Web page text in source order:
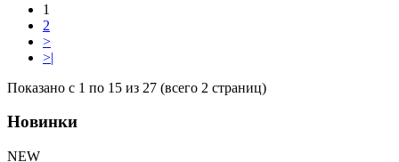
1
2
>
>|
Показано с 1 по 15 из 27 (всего 2 страниц)
Новинки
NEW